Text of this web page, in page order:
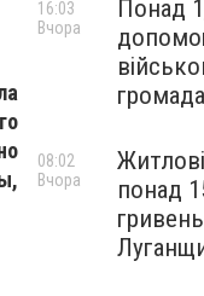
Понад
громада
16:03
Вчора
понад
08:02
Вчора